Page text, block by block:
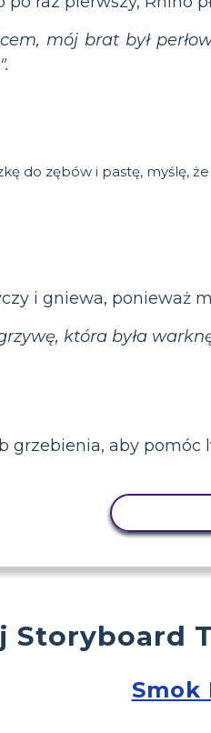
mój brat był
do zębów i pastę, myślę,
i gniewa, ponieważ
która była
grzebienia, aby pomóc
Storyboard
Smok